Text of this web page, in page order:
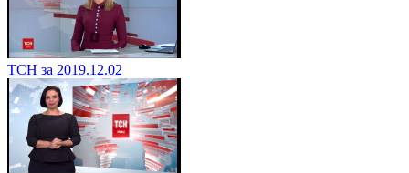
ТСН за 2019.12.02